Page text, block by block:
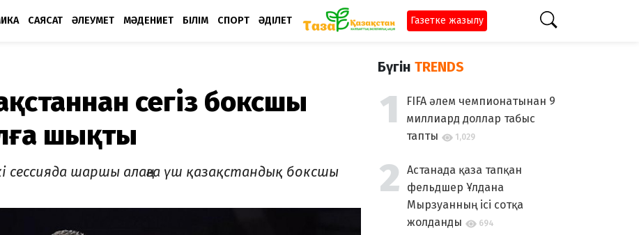
САЯСАТ ӘЛЕУМЕТ МӘДЕНИЕТ БІЛІМ СПОРТ ӘДІЛЕТ Газетке жазылу
сегіз боксшы
шықты
сессияда шаршы алаңға үш қазақстандық боксшы
Бүгін TRENDS
FIFA әлем чемпионатынан 9
миллиард доллар табыс
тапты
1,029
Астанада қаза тапқан
фельдшер Ұлдана
Мырзуанның ісі сотқа
жолданды
694